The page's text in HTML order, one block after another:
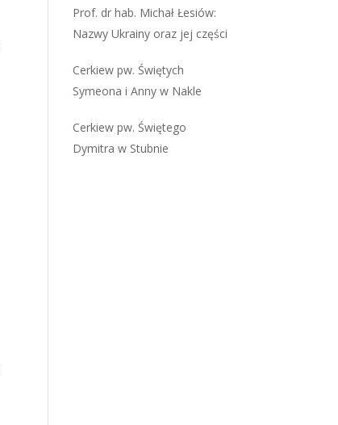
Prof. dr hab. Michał Łesiów:
Nazwy Ukrainy oraz jej części
Cerkiew pw. Świętych
Symeona i Anny w Nakle
Cerkiew pw. Świętego
Dymitra w Stubnie